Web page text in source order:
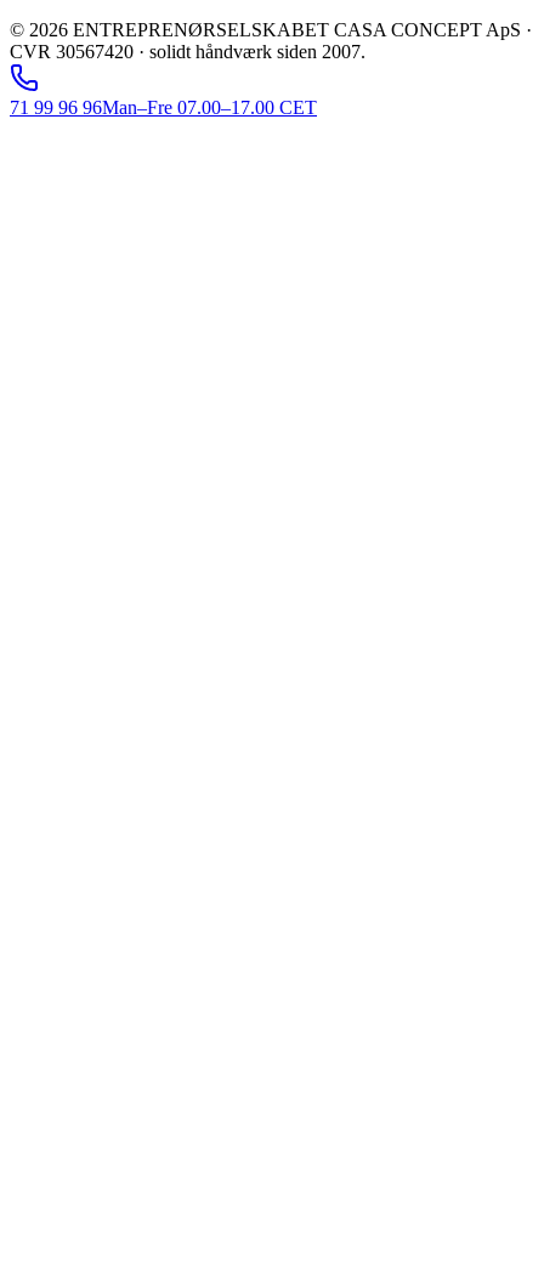
© 2026 ENTREPRENØRSELSKABET CASA CONCEPT ApS ·
CVR 30567420 · solidt håndværk siden 2007.
71 99 96 96Man–Fre 07.00–17.00 CET